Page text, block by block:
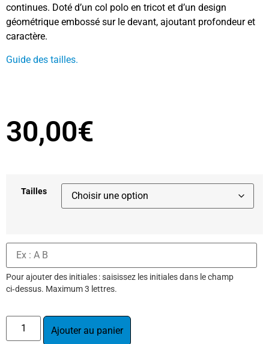
continues. Doté d’un col polo en tricot et d’un design
géométrique embossé sur le devant, ajoutant profondeur et
caractère.
Guide des tailles.
30,00€
Tailles
Pour ajouter des initiales : saisissez les initiales dans le champ
ci‑dessus. Maximum 3 lettres.
Ajouter au panier